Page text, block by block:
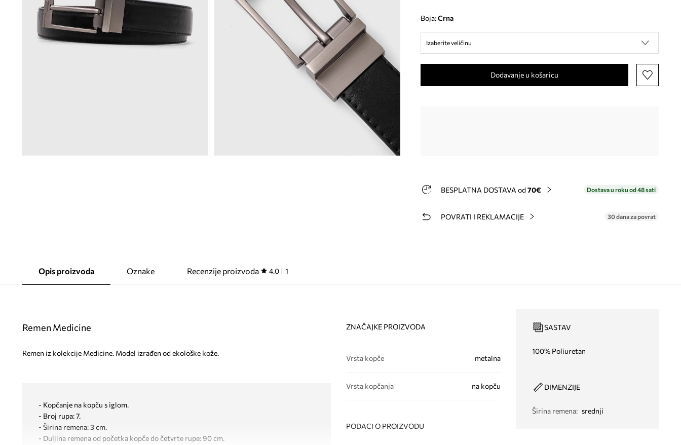
Boja: crna
Izaberite veličinu
Dodavanje u košaricu
BESPLATNA DOSTAVA od 70€ Dostava u roku od 48 sati
POVRATI I REKLAMACIJE 30 dana za povrat
Opis proizvoda Oznake Recenzije proizvoda 4.0 1
Remen Medicine
Remen iz kolekcije Medicine. Model izrađen od ekološke kože.
- Kopčanje na kopču s iglom.
- Broj rupa: 7.
- Širina remena: 3 cm.
- Duljina remena od početka kopče do četvrte rupe: 90 cm.
ZNAČAJKE PROIZVODA
Vrsta kopče metalna
Vrsta kopčanja na kopču
PODACI O PROIZVODU
SASTAV
100% Poliuretan
DIMENZIJE
Širina remena: srednji